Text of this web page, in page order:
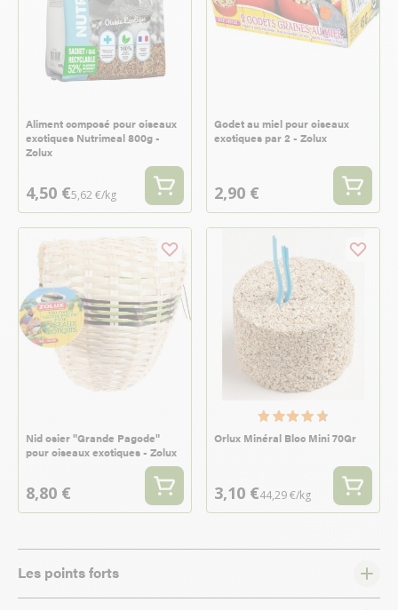
Aliment composé pour oiseaux
exotiques Nutrimeal 800g -
Zolux
4,50 €5,62 €/kg
Godet au miel pour oiseaux
exotiques par 2 - Zolux
2,90 €
Nid osier "Grande Pagode"
pour oiseaux exotiques - Zolux
8,80 €
Orlux Minéral Bloc Mini 70Gr
3,10 €44,29 €/kg
Les points forts